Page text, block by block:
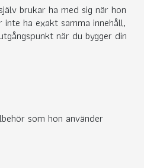
brukar ha med sig när hon
ha exakt samma innehåll,
när du bygger din
som hon använder